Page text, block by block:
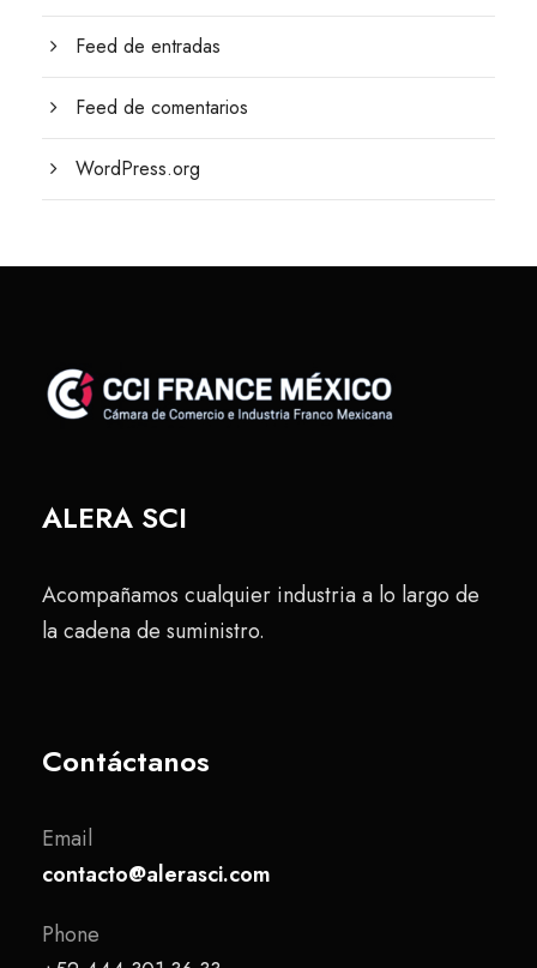
Feed de entradas
Feed de comentarios
WordPress.org
ALERA SCI
Acompañamos cualquier industria a lo largo de
la cadena de suministro.
Contáctanos
Email
contacto@alerasci.com
Phone